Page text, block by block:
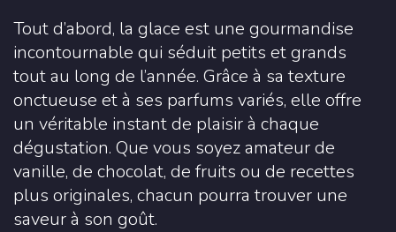
Tout d’abord, la glace est une gourmandise
incontournable qui séduit petits et grands
tout au long de l’année. Grâce à sa texture
onctueuse et à ses parfums variés, elle offre
un véritable instant de plaisir à chaque
dégustation. Que vous soyez amateur de
vanille, de chocolat, de fruits ou de recettes
plus originales, chacun pourra trouver une
saveur à son goût.